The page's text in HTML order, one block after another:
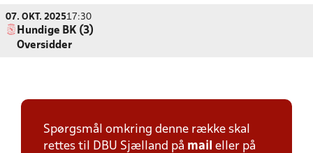
07. OKT. 202517:30
Hundige BK (3)
Oversidder
Spørgsmål omkring denne række skal
rettes til DBU Sjælland på mail eller på